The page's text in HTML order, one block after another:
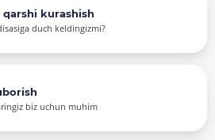
kurashish
duch keldingizmi?
biz uchun muhim